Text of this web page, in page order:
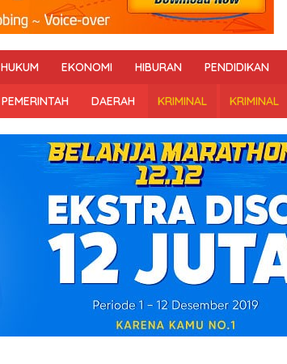
HUKUM EKONOMI HIBURAN PENDIDIKAN
PEMERINTAH DAERAH KRIMINAL KRIMINAL